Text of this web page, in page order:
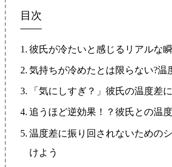
目次
彼氏が冷たいと感じるリアルな
気持ちが冷めたとは限らない?温
「気にしすぎ？」彼氏の温度差
追うほど逆効果！？彼氏との温
温度差に振り回されないための
けよう